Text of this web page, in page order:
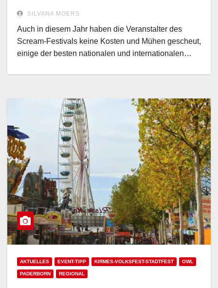
SILVANA MOERS
Auch in diesem Jahr haben die Veranstalter des
Scream-Festivals keine Kosten und Mühen gescheut,
einige der besten nationalen und internationalen…
AKTUELLES EVENT-TIPP KIRMES-VOLKSFEST-STADTFEST OWL
PADERBORN REGIONAL